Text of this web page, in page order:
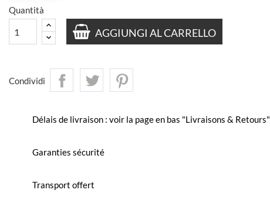
Quantità
AGGIUNGI AL CARRELLO
Condividi
Délais de livraison : voir la page en bas "Livraisons & Retours"
Garanties sécurité
Transport offert